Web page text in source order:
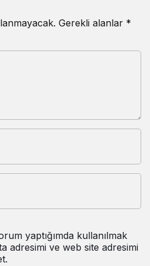
Gerekli alanlar *
yaptığımda kullanılmak
adresimi ve web site adresimi